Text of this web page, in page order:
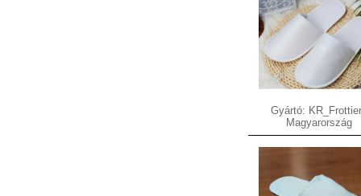
Gyártó:
Magyarország